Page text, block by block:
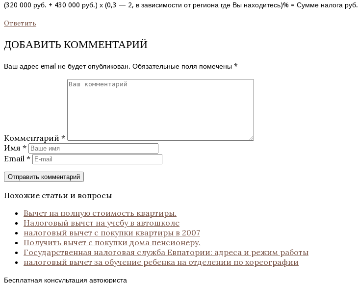
(320 000 руб. + 430 000 руб.) х (0,3 — 2, в зависимости от региона где Вы находитесь)% = Сумме налога руб.
Ответить
ДОБАВИТЬ КОММЕНТАРИЙ
Ваш адрес email не будет опубликован. Обязательные поля помечены *
Комментарий *
Имя *
Email *
Похожие статьи и вопросы
Вычет на полную стоимость квартиры.
Налоговый вычет на учебу в автошколе
налоговый вычет с покупки квартиры в 2007
Получить вычет с покупки дома пенсионеру.
Государственная налоговая служба Евпатории: адреса и режим работы
налоговый вычет за обучение ребенка на отделении по хореографии
Бесплатная консультация автоюриста